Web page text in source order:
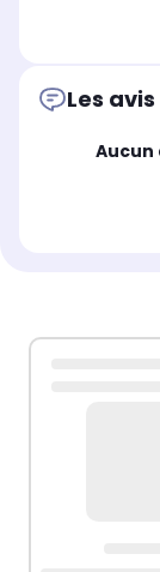
Les
Aucun